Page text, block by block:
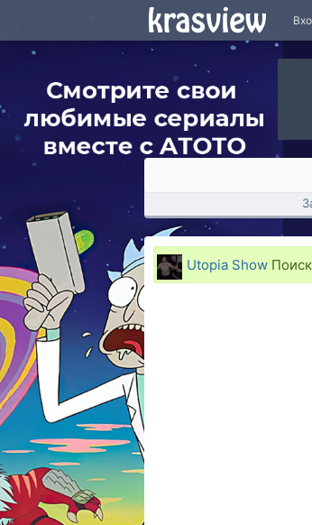
Utopia Show